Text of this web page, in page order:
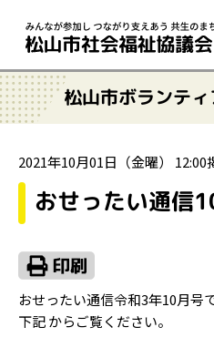
松山市ボランテ
2021年10月01日（金曜） 12:00
おせったい通信
おせったい通信令和3年10月号で
下記からご覧ください。